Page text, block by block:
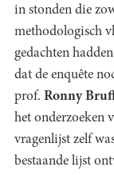
in stonden die
methodologisch
gedachten
dat de enquête
prof. Ronny
het onderzoeken
vragenlijst zelf
bestaande lijst